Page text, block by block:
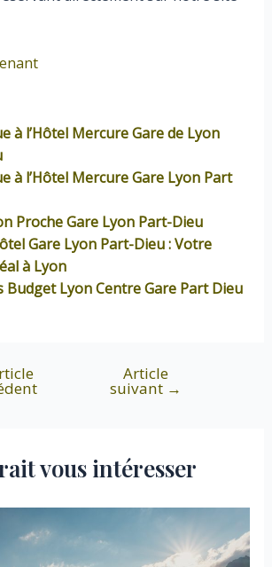
à l’Hôtel Mercure Gare de Lyon
à l’Hôtel Mercure Gare Lyon Part
Proche Gare Lyon Part-Dieu
Gare Lyon Part-Dieu : Votre
à Lyon
Budget Lyon Centre Gare Part Dieu
Article
suivant →
vous intéresser